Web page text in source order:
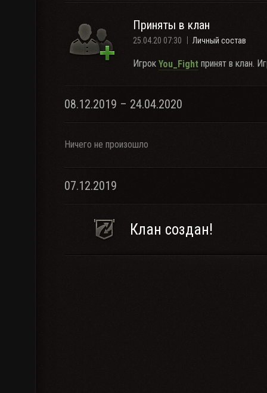
Приняты в клан
25.04.20 07:30 Личный состав
Игрок You_Fight принят в клан.
08.12.2019 – 24.04.2020
Ничего не произошло
07.12.2019
Клан создан!